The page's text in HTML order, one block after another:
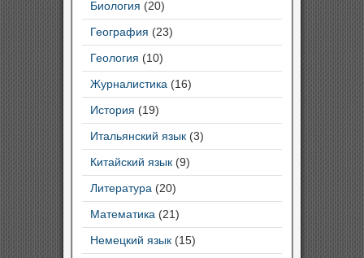
Биология (20)
География (23)
Геология (10)
Журналистика (16)
История (19)
Итальянский язык (3)
Китайский язык (9)
Литература (20)
Математика (21)
Немецкий язык (15)